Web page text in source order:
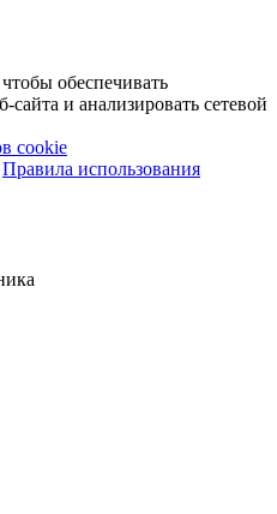
обеспечивать
и анализировать сетевой
cookie
Правила использования